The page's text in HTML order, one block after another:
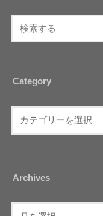
Category
Archives